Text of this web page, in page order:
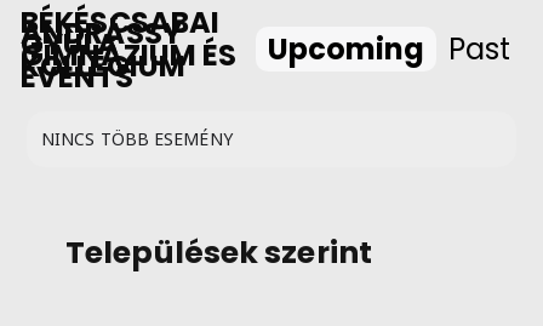
BÉKÉSCSABAI
ANDRÁSSY
GYULA
GIMNÁZIUM ÉS
KOLLÉGIUM
EVENTS
Upcoming Past
NINCS TÖBB ESEMÉNY
Települések szerint